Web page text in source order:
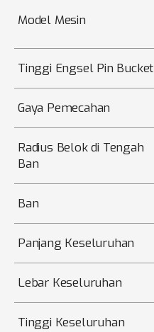
Model Mesin
Tinggi Engsel Pin Bucket
Gaya Pemecahan
Radius Belok di Tengah
Ban
Ban
Panjang Keseluruhan
Lebar Keseluruhan
Tinggi Keseluruhan